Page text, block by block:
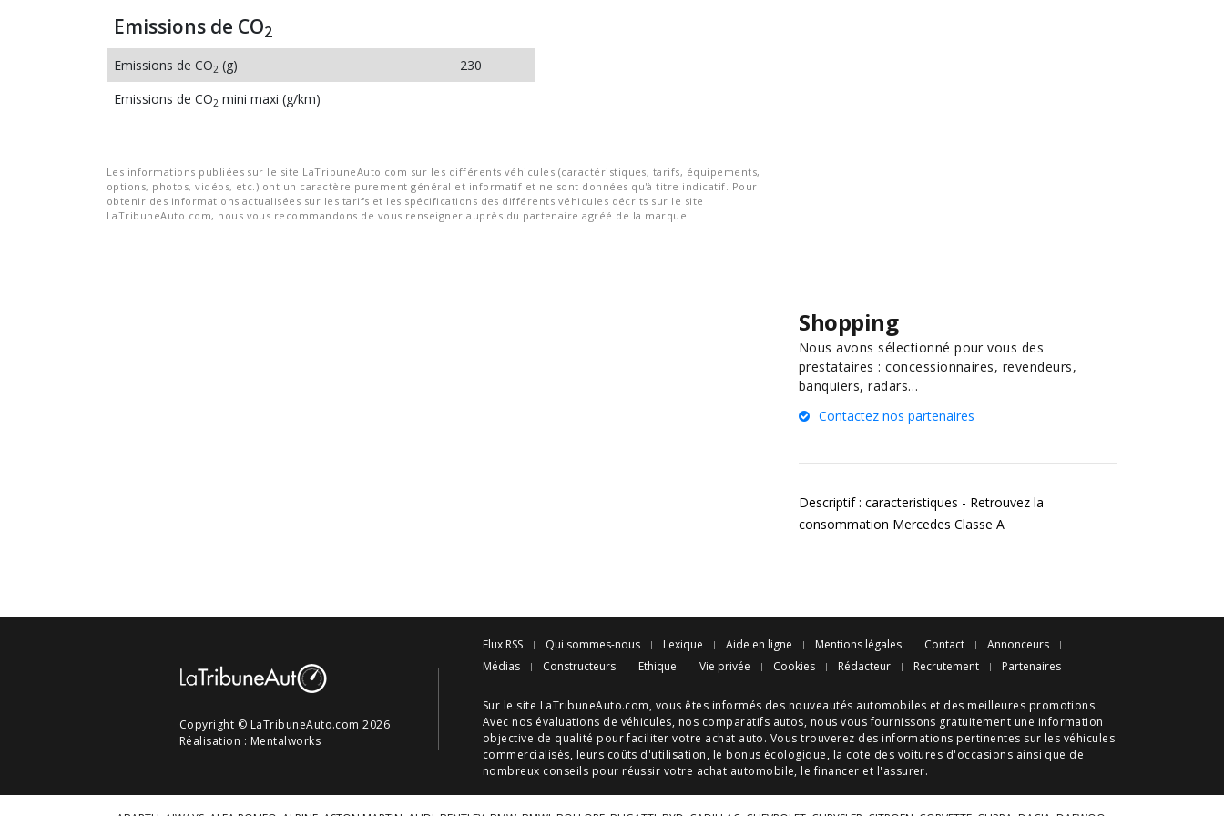
Emissions de CO2
Emissions de CO2 (g)
230
Emissions de CO2 mini maxi (g/km)
Les informations publiées sur le site LaTribuneAuto.com sur les différents véhicules (caractéristiques, tarifs, équipements,
options, photos, vidéos, etc.) ont un caractère purement général et informatif et ne sont données qu'à titre indicatif. Pour
obtenir des informations actualisées sur les tarifs et les spécifications des différents véhicules décrits sur le site
LaTribuneAuto.com, nous vous recommandons de vous renseigner auprès du partenaire agréé de la marque.
Shopping
Nous avons sélectionné pour vous des
prestataires : concessionnaires, revendeurs,
banquiers, radars…
Contactez nos partenaires
Descriptif : caracteristiques - Retrouvez la
consommation Mercedes Classe A
Copyright © LaTribuneAuto.com 2026
Réalisation : Mentalworks
Flux RSS Qui sommes-nous Lexique Aide en ligne Mentions légales Contact
Annonceurs
Médias
Constructeurs Ethique Vie privée Cookies Rédacteur Recrutement Partenaires
Sur le site LaTribuneAuto.com, vous êtes informés des nouveautés automobiles et des meilleures promotions.
Avec nos évaluations de véhicules, nos comparatifs autos, nous vous fournissons gratuitement une information
objective de qualité pour faciliter votre achat auto. Vous trouverez des informations pertinentes sur les véhicules
commercialisés, leurs coûts d'utilisation, le bonus écologique, la cote des voitures d'occasions ainsi que de
nombreux conseils pour réussir votre achat automobile, le financer et l'assurer.